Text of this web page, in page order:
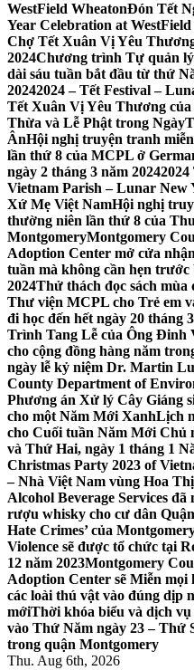
WestField WheatonĐón Tết
Year Celebration at
Chợ Tết Xuân Vị Yêu
2024Chương trình Tự quản
dài sáu tuần bắt đầu từ thứ
20242024 – Tết Festival –
Tết Xuân Vị Yêu Thương
Thừa và Lễ Phật trong
ÂnHội nghị truyện tranh
lần thứ 8 của MCPL ở
ngày 2 tháng 3 năm 2024
Vietnam Parish – Lunar New
Xứ Mẹ Việt NamHội nghị
thường niên lần thứ 8 của
MontgomeryMontgomery
Adoption Center mở cửa
tuần mà không cần hẹn
2024Thử thách đọc sách mùa
Thư viện MCPL cho Trẻ em
đi học đến hết ngày 20 tháng
Trình Tang Lễ của Ông Đinh
cho cộng đồng hàng năm
ngày lễ kỷ niệm Dr. Martin
County Department of
Phương án Xử lý Cây Giáng
cho một Năm Mới XanhLịch
cho Cuối tuần Năm Mới Chủ
và Thứ Hai, ngày 1 tháng 1
Christmas Party 2023 of
– Nhà Việt Nam vùng Hoa
Alcohol Beverage Services
rượu whisky cho cư dân Quận
Hate Crimes’ của
Violence sẽ được tổ chức tại
12 năm 2023Montgomery
Adoption Center sẽ Miễn
các loài thú vật vào đúng dịp
mớiThời khóa biểu và dịch
vào Thứ Năm ngày 23 – Thứ
trong quận Montgomery
Thu. Aug 6th, 2026